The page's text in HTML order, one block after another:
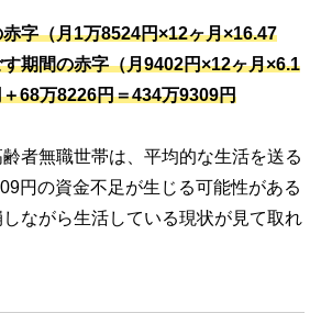
字（月1万8524円×12ヶ月×16.47
期間の赤字（月9402円×12ヶ月×6.1
68万8226円＝434万9309円
者無職世帯は、平均的な生活を送る
円の資金不足が生じる可能性がある
ながら生活している現状が見て取れ